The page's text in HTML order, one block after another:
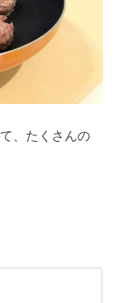
、たくさんの